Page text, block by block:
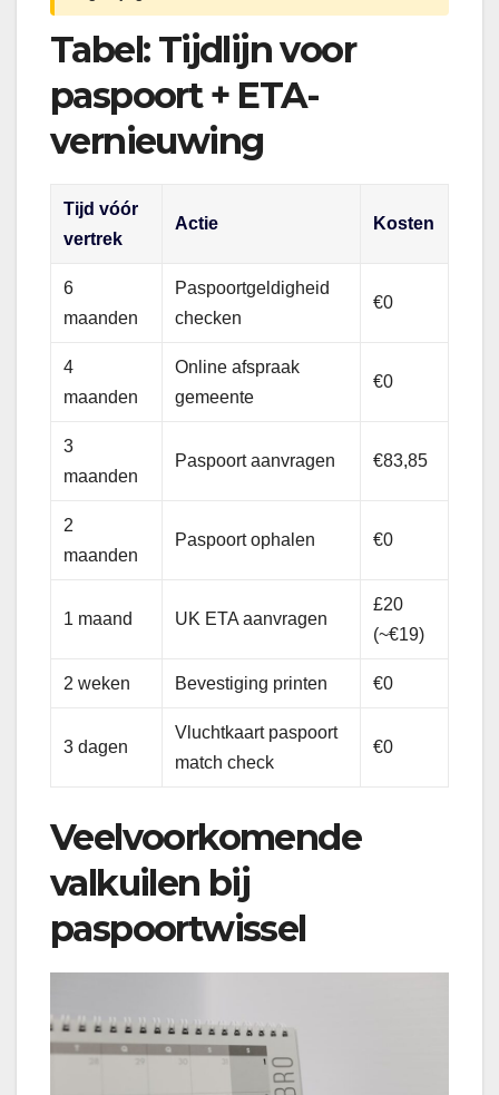
Tabel: Tijdlijn voor
paspoort + ETA-
vernieuwing
Tijd vóór
vertrek
Actie Kosten
6
maanden
Paspoortgeldigheid
checken
€0
4
maanden
Online afspraak
gemeente
€0
3
maanden
Paspoort aanvragen €83,85
2
maanden
Paspoort ophalen €0
1 maand UK ETA aanvragen
£20
(~€19)
2 weken Bevestiging printen €0
3 dagen
Vluchtkaart paspoort
match check
€0
Veelvoorkomende
valkuilen bij
paspoortwissel